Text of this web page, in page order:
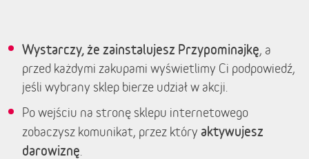
Wystarczy, że zainstalujesz Przypominajkę, a
przed każdymi zakupami wyświetlimy Ci podpowiedź,
jeśli wybrany sklep bierze udział w akcji.
Po wejściu na stronę sklepu internetowego
zobaczysz komunikat, przez który aktywujesz
darowiznę